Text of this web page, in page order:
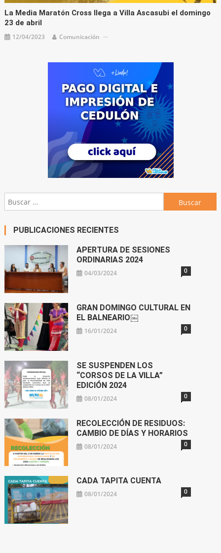
La Media Maratón Cross llega a Villa Ascasubi el domingo
23 de abril
12/04/2023 Comunicación
Buscar:
PUBLICACIONES RECIENTES
APERTURA DE SESIONES
ORDINARIAS 2024
04/03/2024 0
GRAN DOMINGO CULTURAL EN
EL BALNEARIO￼
16/01/2024 0
SE SUSPENDEN LOS
“CORSOS DE LA VILLA”
EDICIÓN 2024
08/01/2024 0
RECOLECCIÓN DE RESIDUOS:
CAMBIO DE DÍAS Y HORARIOS
08/01/2024 0
CADA TAPITA CUENTA
08/01/2024 0